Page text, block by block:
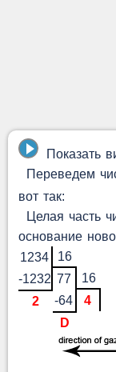
Показать
Переведем
вот так:
Целая часть
основание
1234
16
-1232 77
16
2
-64
4
D